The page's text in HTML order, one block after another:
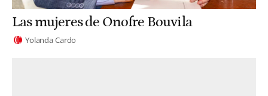
Las mujeres de Onofre Bouvila
Yolanda Cardo